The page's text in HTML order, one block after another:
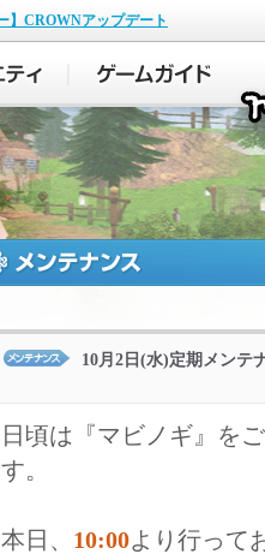
】CROWNアップデート
10月2日(水)定期メンテ
日頃は『マビノギ』を
す。
本日、 10:00より行って